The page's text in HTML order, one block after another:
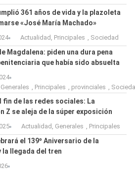
361 años de vida y la plazoleta
«José María Machado»
Actualidad Principales Sociedad
Magdalena: piden una dura pena
que había sido absuelta
Generales Principales provinciales
fin de las redes sociales: La
Z se aleja de la súper exposición
Actualidad Generales Principales
el 139º Aniversario de la
la llegada del tren